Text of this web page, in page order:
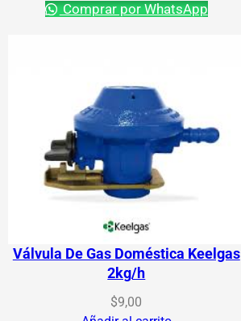
Comprar por WhatsApp
Válvula De Gas Doméstica Keelgas
2kg/h
$9,00